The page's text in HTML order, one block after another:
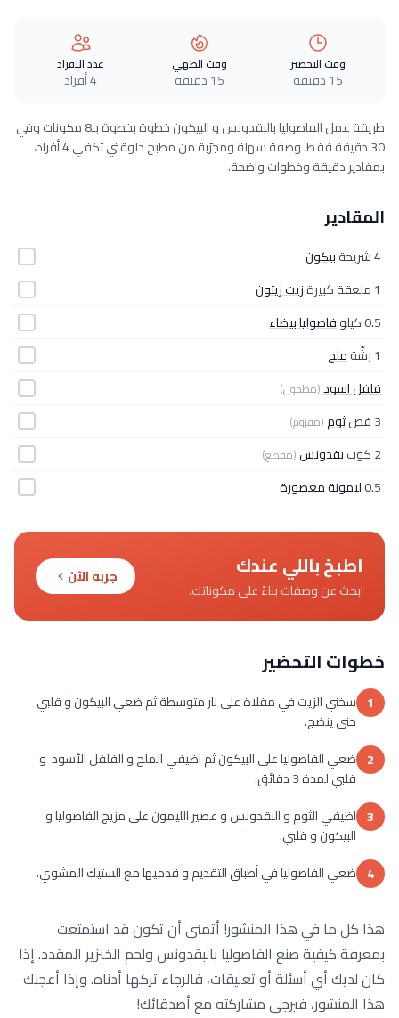
وقت التحضير
15 دقيقة
وقت الطهي
15 دقيقة
عدد الافراد
4 أفراد
طريقة عمل الفاصوليا بالبقدونس و البيكون خطوة بخطوة بـ8 مكونات وفي
30 دقيقة فقط. وصفة سهلة ومجرّبة من مطبخ دلوقتي تكفي 4 أفراد،
بمقادير دقيقة وخطوات واضحة.
المقادير
4 شريحة
بيكون
1 ملعقة كبيرة
زيت زيتون
0.5 كيلو
فاصوليا بيضاء
1 رشّة
ملح
فلفل اسود(مطحون)
3 فص ثوم(مفروم)
2 كوب بقدونس(مقطع)
0.5ليمونة معصورة
اطبخ باللي عندك
ابحث عن وصفات بناءً على مكوناتك.
جربه الآن
خطوات التحضير
1 سخني الزيت في مقلاة على نار متوسطة ثم ضعي البيكون و قلبي
حتى ينضج.
2 ضعي الفاصوليا على البيكون ثم اضيفي الملح و الفلفل الأسود و
قلبي لمدة 3 دقائق.
3 اضيفي الثوم و البقدونس و عصير الليمون على مزيج الفاصوليا و
البيكون و قلبي.
4 ضعي الفاصوليا في أطباق التقديم و قدميها مع الستيك المشوي.
هذا كل ما في هذا المنشور! أتمنى أن تكون قد استمتعت
بمعرفة كيفية صنع الفاصوليا بالبقدونس ولحم الخنزير المقدد. إذا
كان لديك أي أسئلة أو تعليقات، فالرجاء تركها أدناه. وإذا أعجبك
هذا المنشور، فيرجى مشاركته مع أصدقائك!